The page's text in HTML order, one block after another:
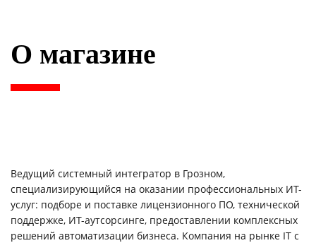
О магазине
Ведущий системный интегратор в Грозном,
специализирующийся на оказании профессиональных ИТ-
услуг: подборе и поставке лицензионного ПО, технической
поддержке, ИТ-аутсорсинге, предоставлении комплексных
решений автоматизации бизнеса. Компания на рынке IT с